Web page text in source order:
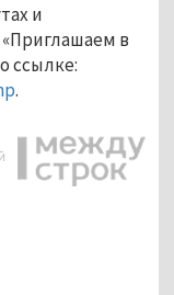
и
в
ссылке:
.